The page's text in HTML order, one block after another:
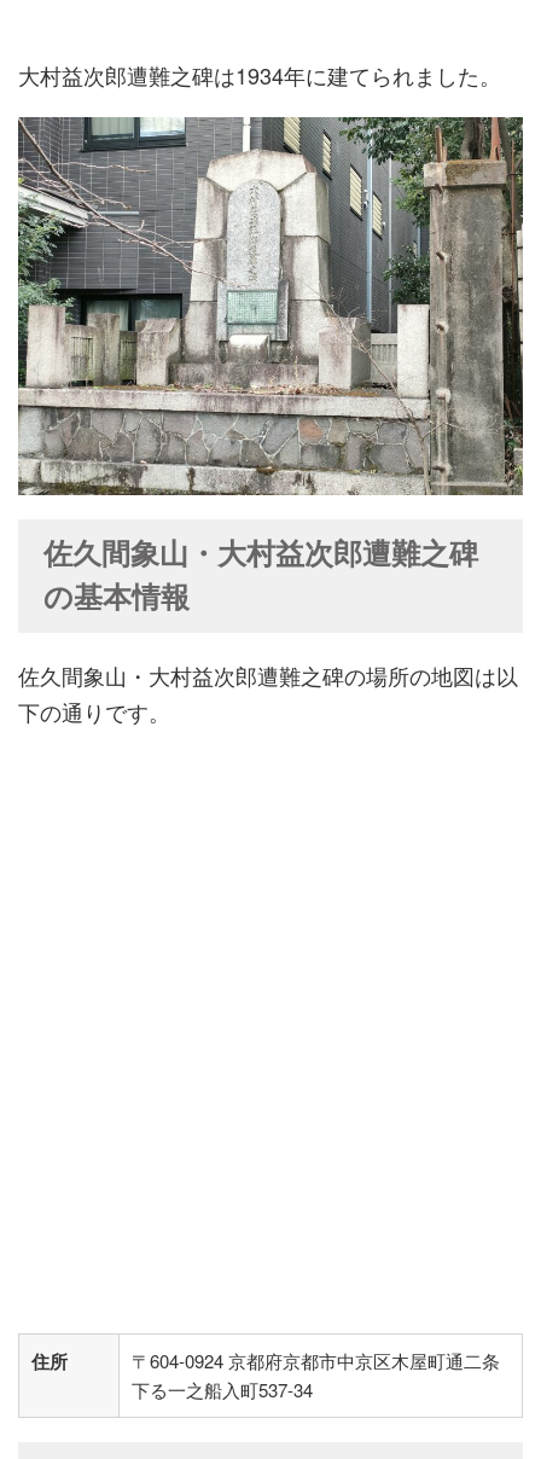
大村益次郎遭難之碑は1934年に建てられました。
佐久間象山・大村益次郎遭難之碑
の基本情報
佐久間象山・大村益次郎遭難之碑の場所の地図は以
下の通りです。
住所
〒604-0924 京都府京都市中京区木屋町通二条
下る一之船入町537-34